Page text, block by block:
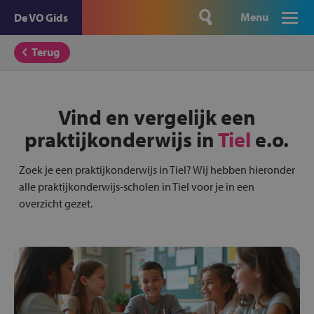
De VO Gids Menu
Terug
Vind en vergelijk een
praktijkonderwijs inTiel e.o.
Zoek je een praktijkonderwijs in Tiel? Wij hebben hieronder
alle praktijkonderwijs-scholen in Tiel voor je in een
overzicht gezet.